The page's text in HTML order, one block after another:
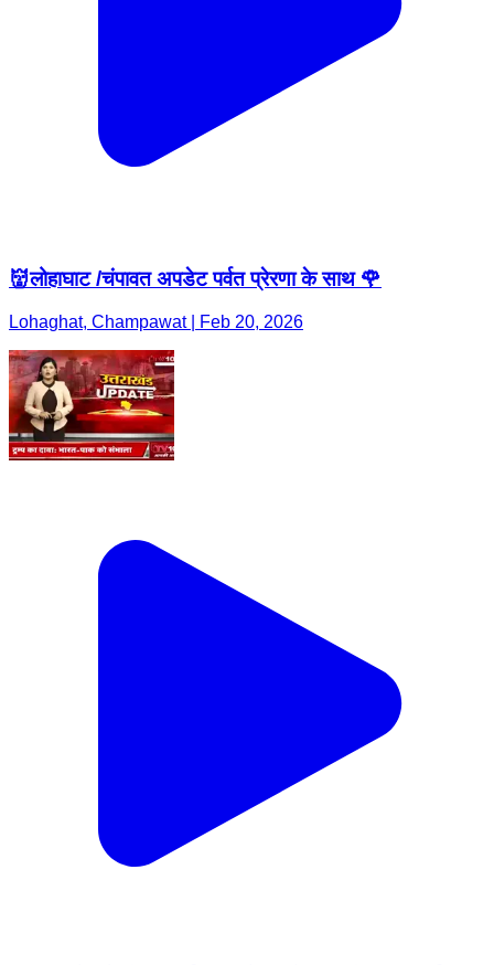
👹लोहाघाट /चंपावत अपडेट पर्वत प्रेरणा के साथ 🌹
Lohaghat, Champawat | Feb 20, 2026